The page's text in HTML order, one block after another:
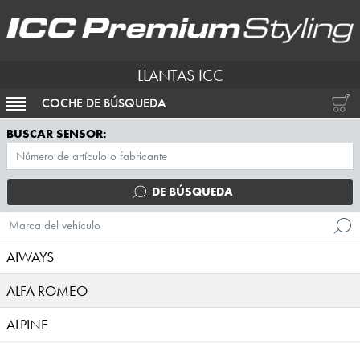
LLANTAS ICC
ACTIVAR NAVEGACIÓN
COCHE DE BÚSQUEDA
BUSCAR SENSOR:
DE BÚSQUEDA
Marca del vehículo
AIWAYS
ALFA ROMEO
ALPINE